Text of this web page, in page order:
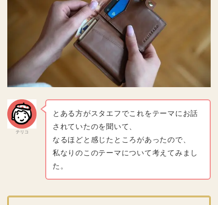
テリコ
とある方がスタエフでこれをテーマにお話
されていたのを聞いて、
なるほどと感じたところがあったので、
私なりのこのテーマについて考えてみまし
た。